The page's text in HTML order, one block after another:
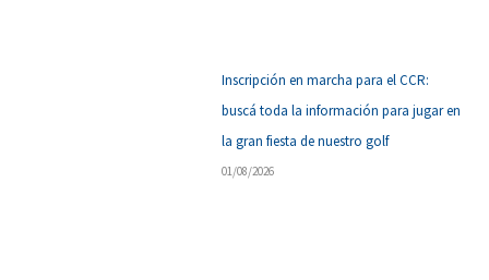
Inscripción en marcha para el CCR:
buscá toda la información para jugar en
la gran fiesta de nuestro golf
01/08/2026